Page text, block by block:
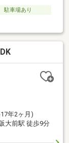
駐車場あり
年2ヶ月)
大前駅 徒歩9分